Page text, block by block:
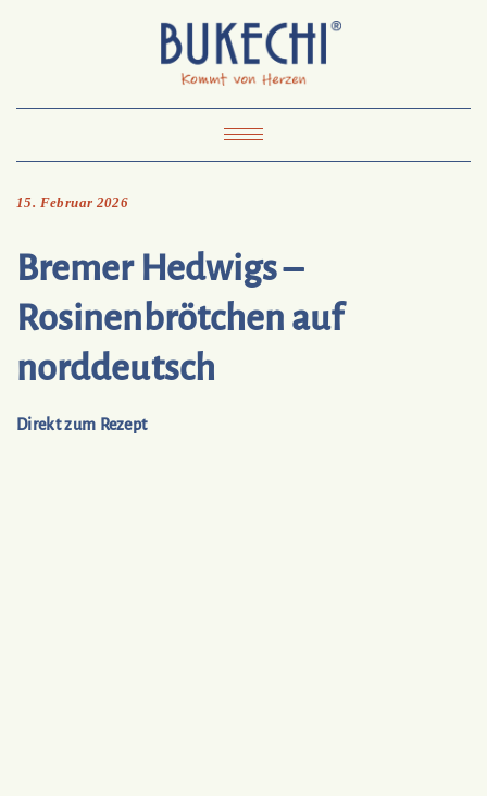
Pinterest
Mail
To
Bukechi
Impressum Datenschutz
Toggle
15. Februar 2026
Bremer Hedwigs –
Rosinenbrötchen auf
norddeutsch
Direkt zum Rezept